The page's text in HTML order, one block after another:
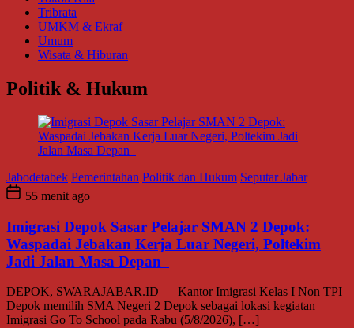
Tribrata
UMKM & Ekraf
Umum
Wisata & Hiburan
Politik & Hukum
Jabodetabek Pemerintahan Politik dan Hukum Seputar Jabar
55 menit ago
Imigrasi Depok Sasar Pelajar SMAN 2 Depok:
Waspadai Jebakan Kerja Luar Negeri, Poltekim
Jadi Jalan Masa Depan
DEPOK, SWARAJABAR.ID — Kantor Imigrasi Kelas I Non TPI
Depok memilih SMA Negeri 2 Depok sebagai lokasi kegiatan
Imigrasi Go To School pada Rabu (5/8/2026), […]